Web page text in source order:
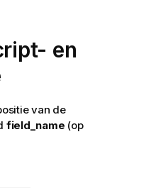
en
van de
field_name (op